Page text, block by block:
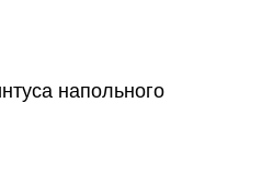
напольного